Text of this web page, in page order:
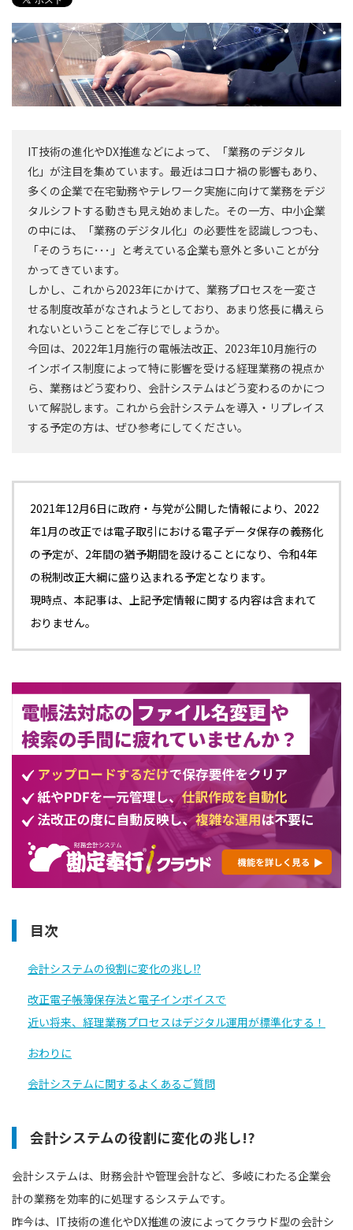
IT技術の進化やDX推進などによって、「業務のデジタル
化」が注目を集めています。最近はコロナ禍の影響もあり、
多くの企業で在宅勤務やテレワーク実施に向けて業務をデジ
タルシフトする動きも見え始めました。その一方、中小企業
の中には、「業務のデジタル化」の必要性を認識しつつも、
「そのうちに･･･」と考えている企業も意外と多いことが分
かってきています。
しかし、これから2023年にかけて、業務プロセスを一変さ
せる制度改革がなされようとしており、あまり悠長に構えら
れないということをご存じでしょうか。
今回は、2022年1月施行の電帳法改正、2023年10月施行の
インボイス制度によって特に影響を受ける経理業務の視点か
ら、業務はどう変わり、会計システムはどう変わるのかにつ
いて解説します。これから会計システムを導入・リプレイス
する予定の方は、ぜひ参考にしてください。
2021年12月6日に政府・与党が公開した情報により、 2022
年1月の改正では電子取引における電子データ保存の義務化
の予定が、 2年間の猶予期間を設けることになり、令和4年
の税制改正大綱に盛り込まれる予定となります。
現時点、本記事は、上記予定情報に関する内容は含まれて
おりません。
目次
会計システムの役割に変化の兆し!?
改正電子帳簿保存法と電子インボイスで
近い将来、経理業務プロセスはデジタル運用が標準化する！
おわりに
会計システムに関するよくあるご質問
会計システムの役割に変化の兆し!?
会計システムは、財務会計や管理会計など、多岐にわたる企業会
計の業務を効率的に処理するシステムです。
昨今は、IT技術の進化やDX推進の波によってクラウド型の会計シ